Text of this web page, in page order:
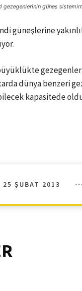
güneş
güneşlerine
dünya benzeri
kapasitede
25 ŞUBAT 2013